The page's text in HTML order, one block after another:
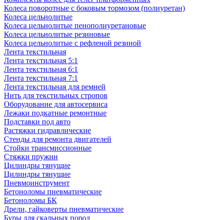
Колеса поворотные c боковым тормозом (полиуретан)
Колеса цельнолитые
Колеса цельнолитые пенополиуретановые
Колеса цельнолитые резиновые
Колеса цельнолитые с рефленой резиной
Лента текстильная
Лента текстильная 5:1
Лента текстильная 6:1
Лента текстильная 7:1
Лента текстильная для ремней
Нить для текстильных стропов
Оборудование для автосервиса
Лежаки подкатные ремонтные
Подставки под авто
Растяжки гидравлические
Стенды для ремонта двигателей
Стойки трансмиссионные
Стяжки пружин
Цилиндры тянущие
Цилиндры тянущие
Пневмоинструмент
Бетоноломы пневматические
Бетоноломы БК
Дрели, гайковерты пневматические
Буры для скальных пород